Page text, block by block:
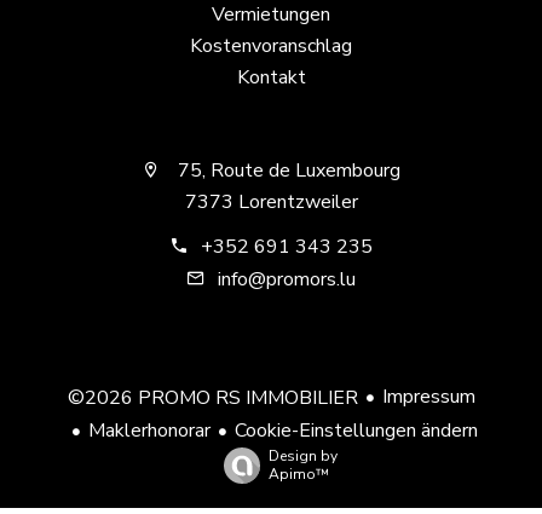
Vermietungen
Kostenvoranschlag
Kontakt
75, Route de Luxembourg
7373 Lorentzweiler
+352 691 343 235
info@promors.lu
©2026 PROMO RS IMMOBILIER
Impressum
Maklerhonorar
Cookie-Einstellungen ändern
Design by
Apimo™